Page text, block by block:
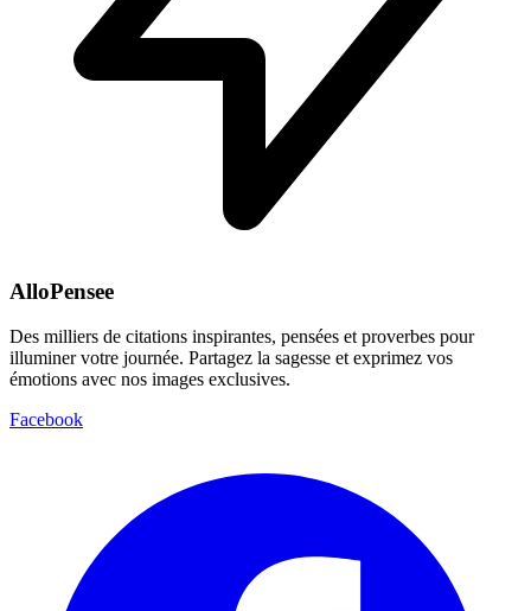
AlloPensee
Des milliers de citations inspirantes, pensées et proverbes pour
illuminer votre journée. Partagez la sagesse et exprimez vos
émotions avec nos images exclusives.
Facebook